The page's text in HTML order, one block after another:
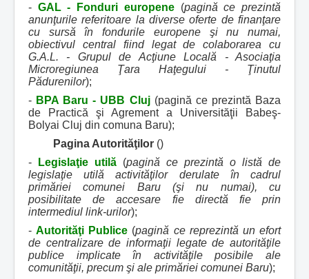
- GAL - Fonduri europene(pagină ce prezintă
anunţurile referitoare la diverse oferte de finanţare
cu sursă în fondurile europene şi nu numai,
obiectivul central fiind legat de colaborarea cu
G.A.L. - Grupul de Acţiune Locală - Asociaţia
Microregiunea Ţara Haţegului - Ţinutul
Pădurenilor);
- BPA Baru - UBB Cluj(pagină ce prezintă Baza
de Practică şi Agrement a Universităţii Babeş-
Bolyai Cluj din comuna Baru);
Pagina Autorităţilor ()
-
Legislaţie utilă (pagină ce prezintă o listă de
legislaţie utilă activităţilor derulate în cadrul
primăriei comunei Baru (şi nu numai), cu
posibilitate de accesare fie directă fie prin
intermediul link-urilor);
-Autorităţi Publice (pagină ce reprezintă un efort
de centralizare de informaţii legate de autorităţile
publice implicate în activităţile posibile ale
comunităţii, precum şi ale primăriei comunei Baru);